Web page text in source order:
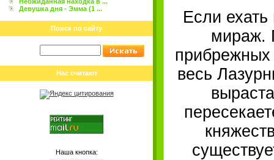
Девушка дня - Эмма (1 ...
Поиск по сайту
Нас считают
Наша кнопка:
Если
мираж.
прибрежных
весь